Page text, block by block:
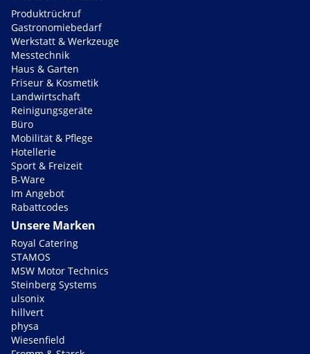
Produktrückruf
Gastronomiebedarf
Werkstatt & Werkzeuge
Messtechnik
Haus & Garten
Friseur & Kosmetik
Landwirtschaft
Reinigungsgeräte
Büro
Mobilität & Pflege
Hotellerie
Sport & Freizeit
B-Ware
Im Angebot
Rabattcodes
Unsere Marken
Royal Catering
STAMOS
MSW Motor Technics
Steinberg Systems
ulsonix
hillvert
physa
Wiesenfield